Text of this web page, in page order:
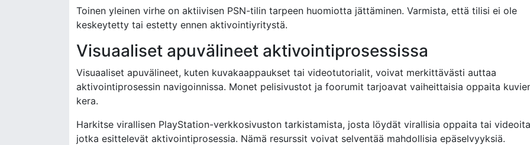
Toinen yleinen virhe on aktiivisen PSN-tilin tarpeen huomiotta jättäminen. Varmista, että tilisi ei ole
keskeytetty tai estetty ennen aktivointiyritystä.
Visuaaliset apuvälineet aktivointiprosessissa
Visuaaliset apuvälineet, kuten kuvakaappaukset tai videotutorialit, voivat merkittävästi auttaa
aktivointiprosessin navigoinnissa. Monet pelisivustot ja foorumit tarjoavat vaiheittaisia oppaita
kera.
Harkitse virallisen PlayStation-verkkosivuston tarkistamista, josta löydät virallisia oppaita tai
jotka esittelevät aktivointiprosessia. Nämä resurssit voivat selventää mahdollisia epäselvyyksiä.